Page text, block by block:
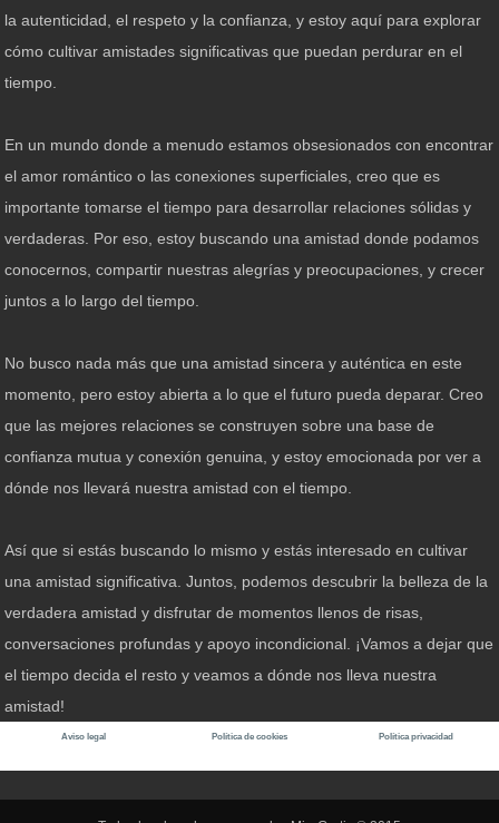
la autenticidad, el respeto y la confianza, y estoy aquí para explorar
cómo cultivar amistades significativas que puedan perdurar en el
tiempo.
En un mundo donde a menudo estamos obsesionados con encontrar
el amor romántico o las conexiones superficiales, creo que es
importante tomarse el tiempo para desarrollar relaciones sólidas y
verdaderas. Por eso, estoy buscando una amistad donde podamos
conocernos, compartir nuestras alegrías y preocupaciones, y crecer
juntos a lo largo del tiempo.
No busco nada más que una amistad sincera y auténtica en este
momento, pero estoy abierta a lo que el futuro pueda deparar. Creo
que las mejores relaciones se construyen sobre una base de
confianza mutua y conexión genuina, y estoy emocionada por ver a
dónde nos llevará nuestra amistad con el tiempo.
Así que si estás buscando lo mismo y estás interesado en cultivar
una amistad significativa. Juntos, podemos descubrir la belleza de la
verdadera amistad y disfrutar de momentos llenos de risas,
conversaciones profundas y apoyo incondicional. ¡Vamos a dejar que
el tiempo decida el resto y veamos a dónde nos lleva nuestra
amistad!
Aviso legal Política de cookies Política privacidad